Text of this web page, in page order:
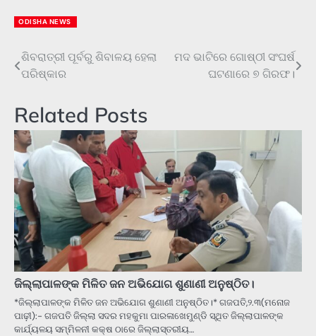
ODISHA NEWS
Post
navigation
ଶିବରାତ୍ରୀ ପୂର୍ବରୁ ଶିବାଳୟ ହେଲା
ପରିଷ୍କାର
ମଦ ଭାଟିରେ ଗୋଷ୍ଠୀ ସଂଘର୍ଷ
ଘଟଣାରେ ୭ ଗିରଫ।
Related Posts
ଜିଲ୍ଲାପାଳଙ୍କ ମିଳିତ ଜନ ଅଭିଯୋଗ ଶୁଣାଣୀ ଅନୁଷ୍ଠିତ।
*ଜିଲ୍ଲାପାଳଙ୍କ ମିଳିତ ଜନ ଅଭିଯୋଗ ଶୁଣାଣୀ ଅନୁଷ୍ଠିତ।* ଗଜପତି,୨.୩(ମନୋଜ
ପାଢ଼ୀ):- ଗଜପତି ଜିଲ୍ଲା ସଦର ମହକୁମା ପାରଳାଖେମୁଣ୍ଡି ସ୍ଥିତ ଜିଲ୍ଲାପାଳଙ୍କ
କାର୍ଯ୍ୟଳୟ ସମ୍ମିଳନୀ କକ୍ଷ ଠାରେ ଜିଲ୍ଲାସ୍ତରୀୟ…